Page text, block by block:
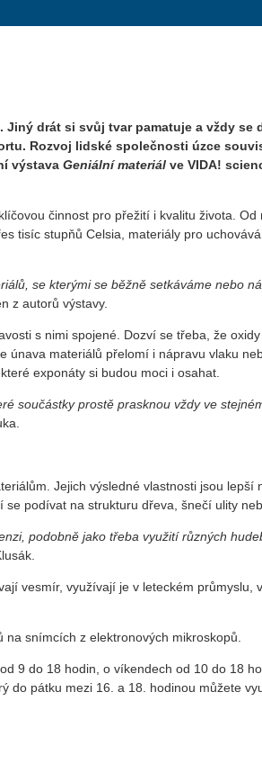
drát si svůj tvar pamatuje a vždy se
Rozvoj lidské společnosti úzce
výstava Geniální materiál ve VIDA!
činnost pro přežití i kvalitu života. Od
tisíc stupňů Celsia, materiály pro
se kterými se běžně setkáváme nebo
z autorů výstavy.
s nimi spojené. Dozví se třeba, že
materiálů přelomí i nápravu vlaku
exponáty si budou moci i osahat.
součástky prostě prasknou vždy ve
Jejich výsledné vlastnosti jsou lepší
podívat na strukturu dřeva, šnečí ulity
podobně jako třeba využití různých
vesmír, využívají je v leteckém průmyslu,
snímcích z elektronových mikroskopů.
9 do 18 hodin, o víkendech od 10 do 18
do pátku mezi 16. a 18. hodinou můžete